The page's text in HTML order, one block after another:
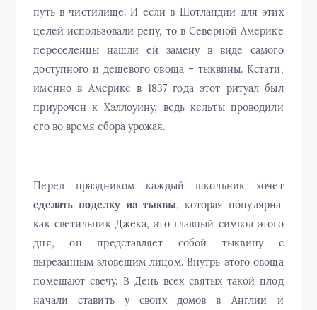
путь в чистилище. И если в Шотландии для этих
целей использовали репу, то в Северной Америке
переселенцы нашли ей замену в виде самого
доступного и дешевого овоща – тыквины. Кстати,
именно в Америке в 1837 года этот ритуал был
приурочен к Хэллоуину, ведь кельты проводили
его во время сбора урожая.
Перед праздником каждый школьник хочет
сделать поделку из тыквы, которая популярна
как светильник Джека, это главный символ этого
дня, он представляет собой тыквину с
вырезанным зловещим лицом. Внутрь этого овоща
помещают свечу. В День всех святых такой плод
начали ставить у своих домов в Англии и